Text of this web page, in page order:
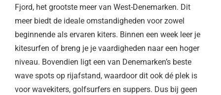
Fjord, het grootste meer van West-Denemarken. Dit
meer biedt de ideale omstandigheden voor zowel
beginnende als ervaren kiters. Binnen een week leer je
kitesurfen of breng je je vaardigheden naar een hoger
niveau. Bovendien ligt een van Denemarken’s beste
wave spots op rijafstand, waardoor dit ook dé plek is
voor wavekiters, golfsurfers en suppers. Dus bij geen